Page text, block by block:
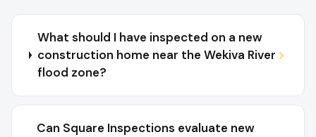
What should I have inspected on a new
construction home near the Wekiva River
flood zone?
Can Square Inspections evaluate new